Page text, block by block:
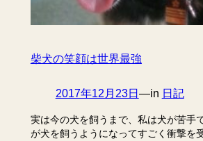
柴犬の笑顔は世界最強
2017年12月23日 —in 日記
実は今の犬を飼うまで、私は犬が苦手
が犬を飼うようになってすごく衝撃を